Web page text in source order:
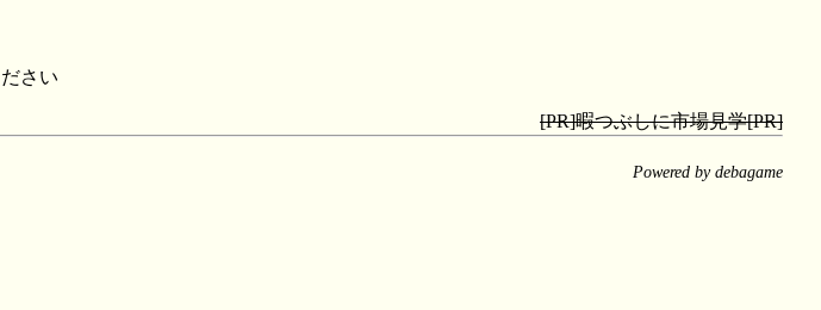
さい
[PR]暇つぶしに市場見学[PR]
Powered by debagame